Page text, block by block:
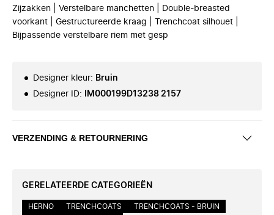
Zijzakken | Verstelbare manchetten | Double-breasted
voorkant | Gestructureerde kraag | Trenchcoat silhouet |
Bijpassende verstelbare riem met gesp
Designer kleur: Bruin
Designer ID: IM000199D13238 2157
VERZENDING & RETOURNERING
GERELATEERDE CATEGORIEËN
HERNO TRENCHCOATS
TRENCHCOATS - BRUIN